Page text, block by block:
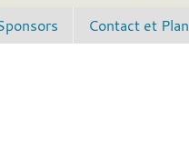
Contact et Plan